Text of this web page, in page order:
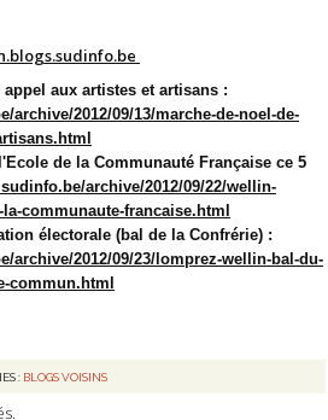
aux artistes et artisans :
2012/09/13/marche-de-noel-de-
de la Communauté Française ce 5
archive/2012/09/22/wellin-
communaute-francaise.html
électorale (bal de la Confrérie) :
archive/2012/09/23/lomprez-wellin-bal-du-
commun.html
: BLOGS VOISINS